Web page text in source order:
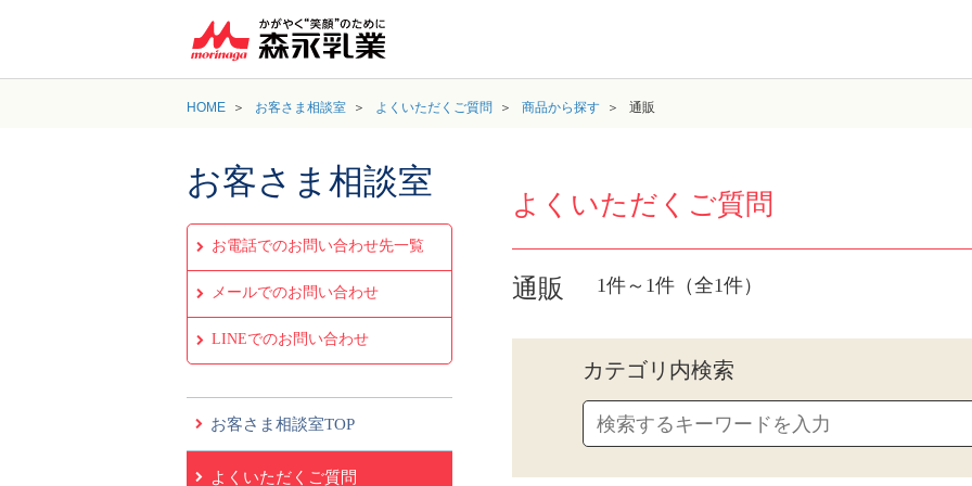
HOME お客さま相談室 よくいただくご質問 商品から探す 通販
お客さま相談室
お電話でのお問い合わせ先一覧
メールでのお問い合わせ
LINEでのお問い合わせ
お客さま相談室TOP
よくいただくご質問
よくいただくご質問
通販 1件～1件（全1件）
カテゴリ内検索